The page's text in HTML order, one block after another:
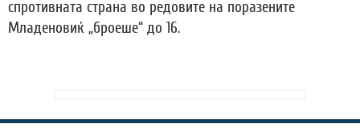
спротивната страна во редовите на поразените
Младеновиќ „броеше“ до 16.